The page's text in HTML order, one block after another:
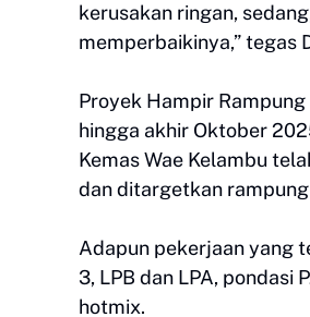
kerusakan ringan,
memperbaikinya,” tegas
Proyek Hampir Rampung
hingga akhir Oktober
Kemas Wae Kelambu
dan ditargetkan
Adapun pekerjaan yang
3, LPB dan LPA, pondasi
hotmix.